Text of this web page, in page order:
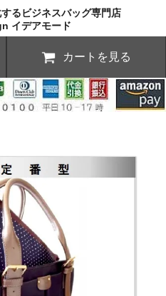
るビジネスバッグ専門店
イデアモード
カートを見る